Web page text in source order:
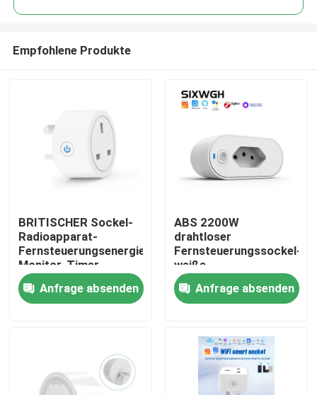
Haus
Produkte
Fabrik-Ausflug
Empfohlene Produkte
BRITISCHER Sockel-
Radioapparat-
Fernsteuerungsenergie-
Monitor-Timer-
Fernsteuerungssockel
WIFIS intelligenter
Anfrage absenden
ABS 2200W
drahtloser
Fernsteuerungssockel-
weiße
Anfrage absenden